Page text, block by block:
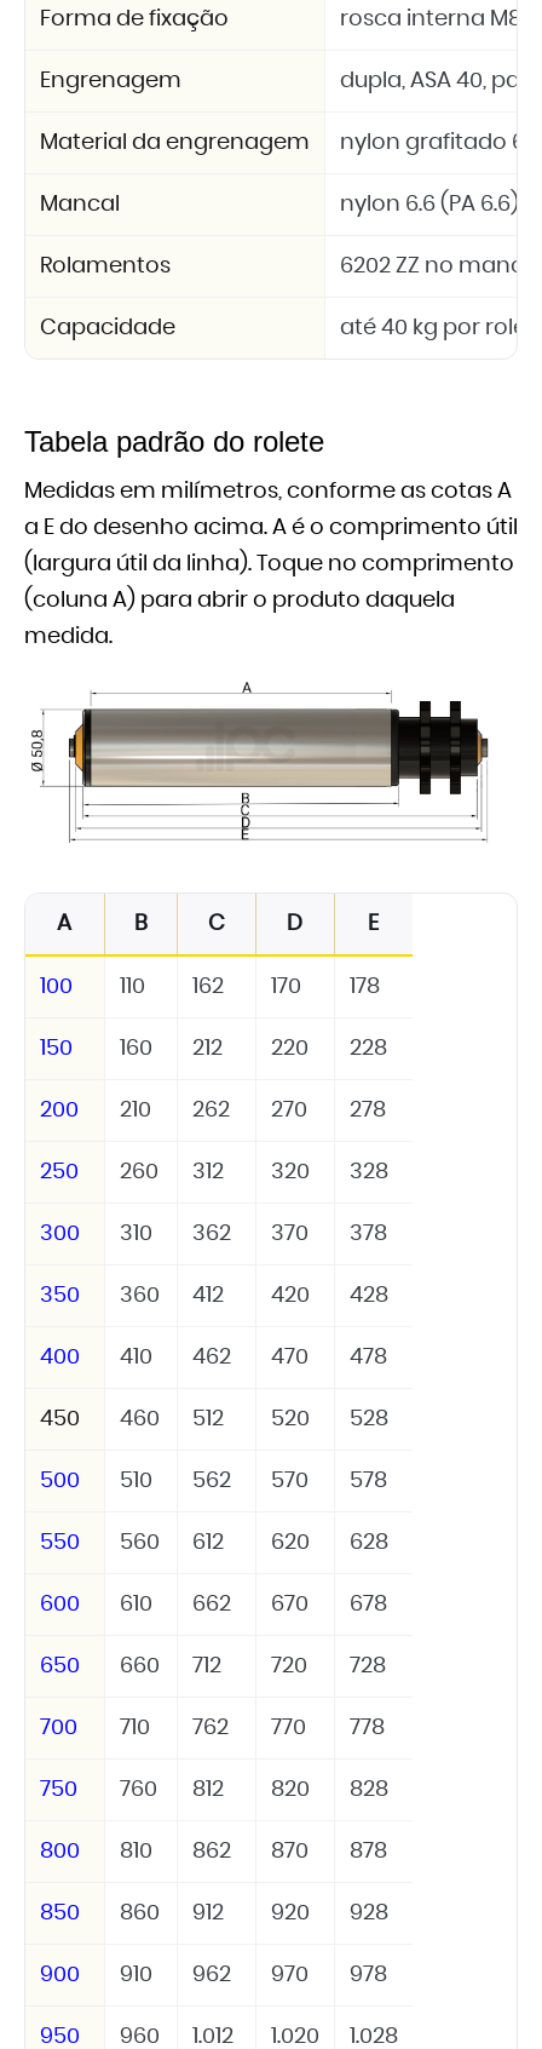
Forma de fixação rosca interna M8
Engrenagem dupla, ASA 40,
Material da engrenagem nylon grafitado 6.6
Mancal nylon 6.6 (PA 6.6)
Rolamentos 6202 ZZ no
Capacidade até 40 kg por
Tabela padrão do rolete
Medidas em milímetros, conforme as cotas A
a E do desenho acima. A é o comprimento útil
(largura útil da linha). Toque no comprimento
(coluna A) para abrir o produto daquela
medida.
A B C D E
100 110 162 170 178
150 160 212 220 228
200 210 262 270 278
250 260 312 320 328
300 310 362 370 378
350 360 412 420 428
400 410 462 470 478
450 460 512 520 528
500 510 562 570 578
550 560 612 620 628
600 610 662 670 678
650 660 712 720 728
700 710 762 770 778
750 760 812 820 828
800 810 862 870 878
850 860 912 920 928
900 910 962 970 978
950 960 1.012 1.020 1.028